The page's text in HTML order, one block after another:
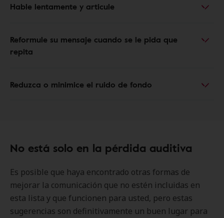
Hable lentamente y articule
Reformule su mensaje cuando se le pida que
repita
Reduzca o minimice el ruido de fondo
No está solo en la pérdida auditiva
Es posible que haya encontrado otras formas de
mejorar la comunicación que no estén incluidas en
esta lista y que funcionen para usted, pero estas
sugerencias son definitivamente un buen lugar para